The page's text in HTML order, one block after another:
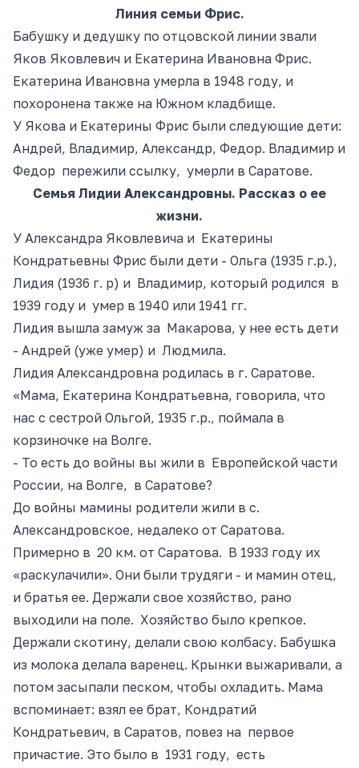
Линия семьи Фрис.
Бабушку и дедушку по отцовской линии звали
Яков Яковлевич и Екатерина Ивановна Фрис.
Екатерина Ивановна умерла в 1948 году, и
похоронена также на Южном кладбище.
У Якова и Екатерины Фрис были следующие дети:
Андрей, Владимир, Александр, Федор. Владимир и
Федор пережили ссылку, умерли в Саратове.
Семья Лидии Александровны. Рассказ о ее
жизни.
У Александра Яковлевича и Екатерины
Кондратьевны Фрис были дети - Ольга (1935 г.р.),
Лидия (1936 г. р) и Владимир, который родился в
1939 году и умер в 1940 или 1941 гг.
Лидия вышла замуж за Макарова, у нее есть дети
- Андрей (уже умер) и Людмила.
Лидия Александровна родилась в г. Саратове.
«Мама, Екатерина Кондратьевна, говорила, что
нас с сестрой Ольгой, 1935 г.р., поймала в
корзиночке на Волге.
- То есть до войны вы жили в Европейской части
России, на Волге, в Саратове?
До войны мамины родители жили в с.
Александровское, недалеко от Саратова.
Примерно в 20 км. от Саратова. В 1933 году их
«раскулачили». Они были трудяги - и мамин отец,
и братья ее. Держали свое хозяйство, рано
выходили на поле. Хозяйство было крепкое.
Держали скотину, делали свою колбасу. Бабушка
из молока делала варенец. Крынки выжаривали, а
потом засыпали песком, чтобы охладить. Мама
вспоминает: взял ее брат, Кондратий
Кондратьевич, в Саратов, повез на первое
причастие. Это было в 1931 году, есть